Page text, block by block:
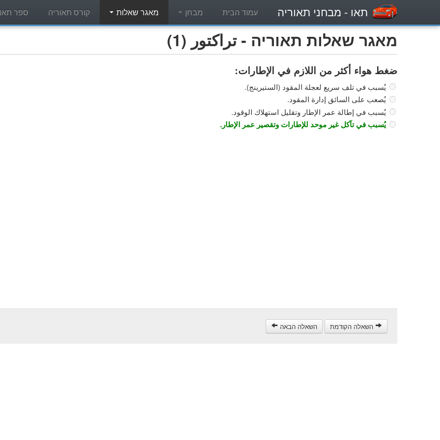
תאו - מבחני תאוריה עמוד הבית מבחן מאגר שאלות קורס תאוריה ספר
מאגר שאלות תאוריה - تراكتور (1)
ضغط هواء أكثر من اللازم في الإطارات:
يُسبب في تلف سريع لعجلة المقود (الستيرينج).
يُصعب على السائق إدارة المقود.
يُسبب في إطالة عمر الإطار وتقليل استهلاك الوقود.
يُسبب في تآكل غير موحد للإطارات وتقصير عمر الإطار.
השאלה הקודמת השאלה הבאה